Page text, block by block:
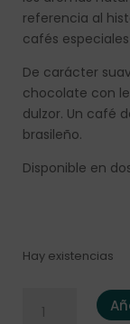
referencia al
cafés especiales
De carácter
chocolate con
dulzor. Un café
brasileño.
Disponible en
Hay existencias
Café